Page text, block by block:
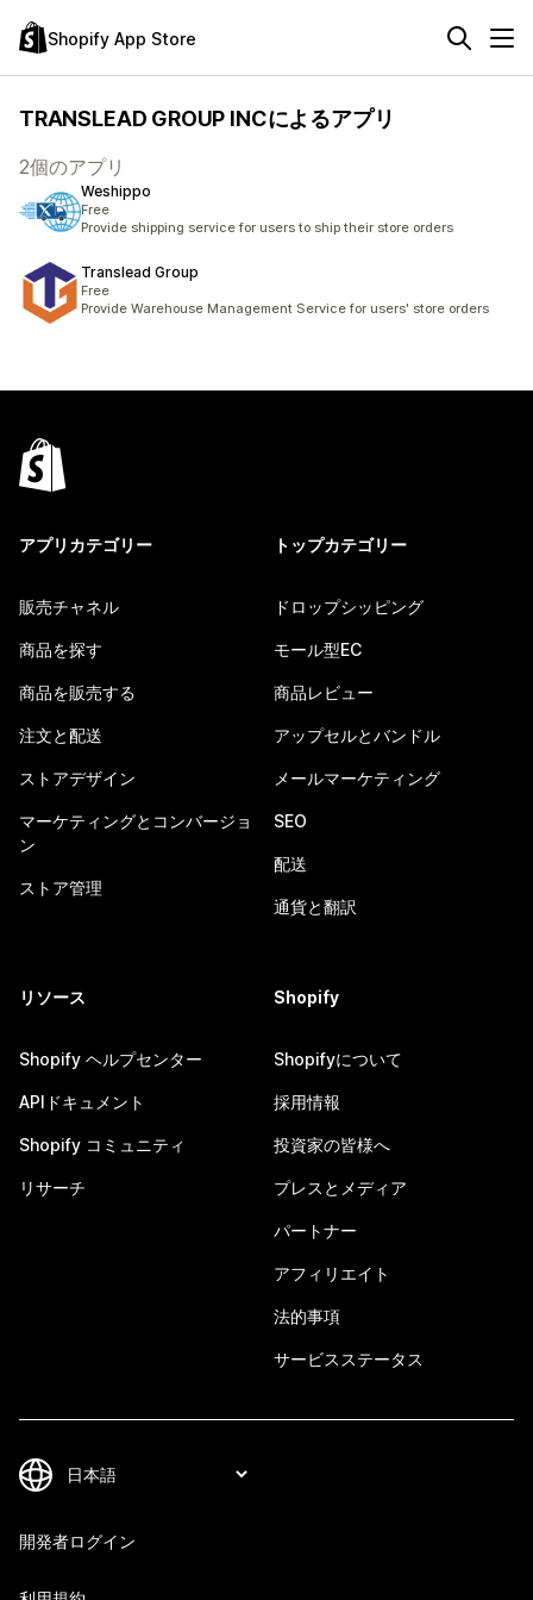
Shopify App Store
TRANSLEAD GROUP INCによるアプリ
2個のアプリ
Weshippo
Free
Provide shipping service for users to ship their store orders
Translead Group
Free
Provide Warehouse Management Service for users' store orders
アプリカテゴリー
販売チャネル
商品を探す
商品を販売する
注文と配送
ストアデザイン
マーケティングとコンバージョ
ン
ストア管理
トップカテゴリー
ドロップシッピング
モール型EC
商品レビュー
アップセルとバンドル
メールマーケティング
SEO
配送
通貨と翻訳
リソース
Shopify ヘルプセンター
APIドキュメント
Shopify コミュニティ
リサーチ
Shopify
Shopifyについて
採用情報
投資家の皆様へ
プレスとメディア
パートナー
アフィリエイト
法的事項
サービスステータス
開発者ログイン